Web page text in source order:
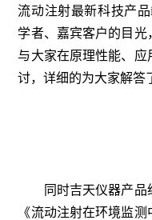
流动注射最新科技产
学者、嘉宾客户的目
与大家在原理性能、
讨，详细的为大家解答
同时吉天仪器产品
《流动注射在环境监